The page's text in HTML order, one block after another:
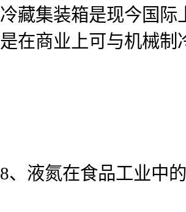
冷藏集装箱是现今国
是在商业上可与机械制
8、液氮在食品工业中